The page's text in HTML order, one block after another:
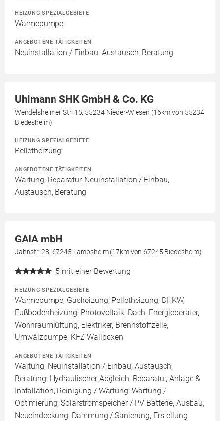
HEIZUNG SPEZIALGEBIETE
Wärmepumpe
ANGEBOTENE TÄTIGKEITEN
Neuinstallation / Einbau, Austausch, Beratung
Uhlmann SHK GmbH & Co. KG
Wendelsheimer Str. 15, 55234 Nieder-Wiesen (16km von 55234
Biedesheim)
HEIZUNG SPEZIALGEBIETE
Pelletheizung
ANGEBOTENE TÄTIGKEITEN
Wartung, Reparatur, Neuinstallation / Einbau,
Austausch, Beratung
GAIA mbH
Jahnstr. 28, 67245 Lambsheim (17km von 67245 Biedesheim)
5 mit einer Bewertung
HEIZUNG SPEZIALGEBIETE
Wärmepumpe, Gasheizung, Pelletheizung, BHKW,
Fußbodenheizung, Photovoltaik, Dach, Energieberater,
Wohnraumlüftung, Elektriker, Brennstoffzelle,
Umwälzpumpe, KFZ Wallboxen
ANGEBOTENE TÄTIGKEITEN
Wartung, Neuinstallation / Einbau, Austausch,
Beratung, Hydraulischer Abgleich, Reparatur, Anlage &
Installation, Reinigung / Wartung, Wartung /
Optimierung, Solarstromspeicher / PV Batterie, Ausbau,
Neueindeckung, Dämmung / Sanierung, Erstellung